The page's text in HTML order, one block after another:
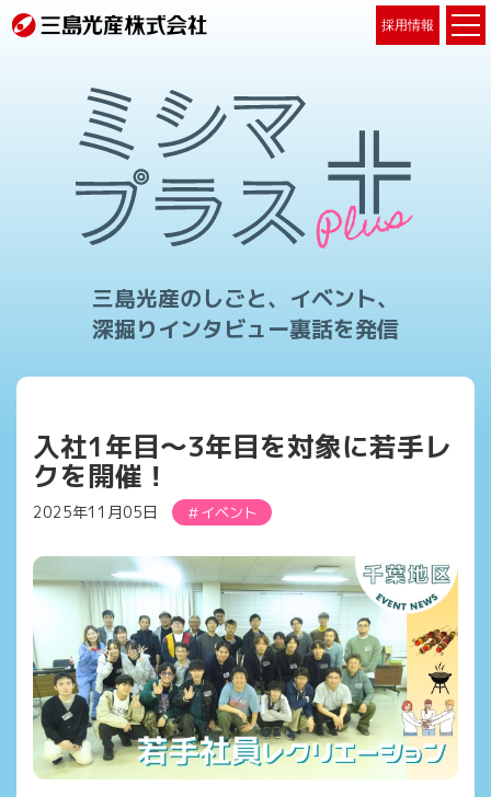
採用情報
三島光産のしごと、イベント、
深掘りインタビュー裏話を発信
入社1年目～3年目を対象に若手レ
クを開催！
2025年11月05日 イベント